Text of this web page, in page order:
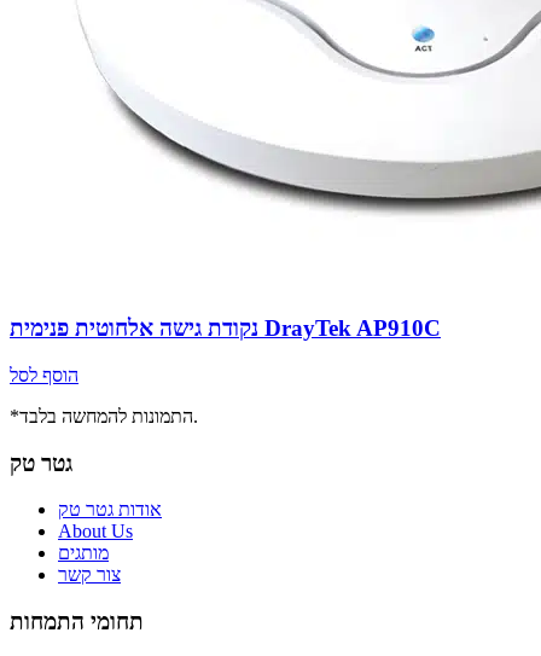
נקודת גישה אלחוטית פנימית DrayTek AP910C
הוסף לסל
*התמונות להמחשה בלבד.
גטר טק
אודות גטר טק
About Us
מותגים
צור קשר
תחומי התמחות